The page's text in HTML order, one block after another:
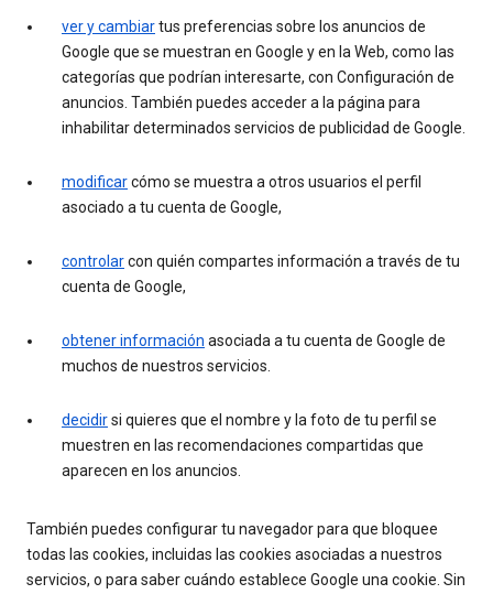
ver y cambiartus preferencias sobre los anuncios de
Google que se muestran en Google y en la Web, como las
categorías que podrían interesarte, con Configuración de
anuncios. También puedes acceder a la página para
inhabilitar determinados servicios de publicidad de Google.
modificarcómo se muestra a otros usuarios el perfil
asociado a tu cuenta de Google,
controlarcon quién compartes información a través de tu
cuenta de Google,
obtener información asociada a tu cuenta de Google de
muchos de nuestros servicios.
decidirsi quieres que el nombre y la foto de tu perfil se
muestren en las recomendaciones compartidas que
aparecen en los anuncios.
También puedes configurar tu navegador para que bloquee
todas las cookies, incluidas las cookies asociadas a nuestros
servicios, o para saber cuándo establece Google una cookie. Sin